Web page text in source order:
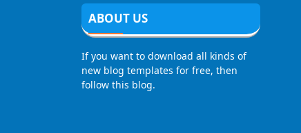
ABOUT US
If you want to download all kinds of
new blog templates for free, then
follow this blog.